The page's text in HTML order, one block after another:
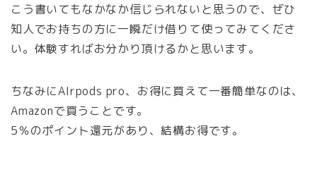
こう書いてもなかなか信じられないと思うので、ぜひ
知人でお持ちの方に一瞬だけ借りて使ってみてくださ
い。体験すればお分かり頂けるかと思います。
ちなみにAIrpods pro、お得に買えて一番簡単なのは、
Amazonで買うことです。
5％のポイント還元があり、結構お得です。